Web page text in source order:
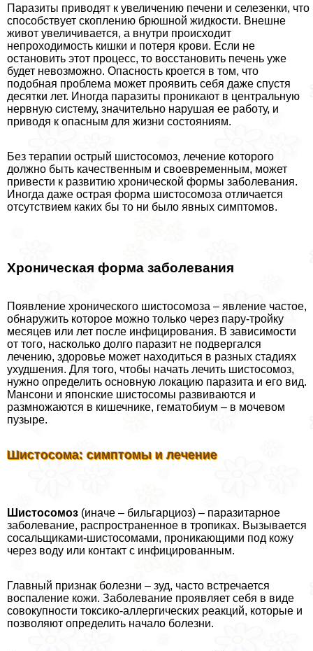
Паразиты приводят к увеличению печени и селезенки, что
способствует скоплению брюшной жидкости. Внешне
живот увеличивается, а внутри происходит
непроходимость кишки и потеря крови. Если не
остановить этот процесс, то восстановить печень уже
будет невозможно. Опасность кроется в том, что
подобная проблема может проявить себя даже спустя
десятки лет. Иногда паразиты проникают в центральную
нервную систему, значительно нарушая ее работу, и
приводя к опасным для жизни состояниям.
Без терапии острый шистосомоз, лечение которого
должно быть качественным и своевременным, может
привести к развитию хронической формы заболевания.
Иногда даже острая форма шистосомоза отличается
отсутствием каких бы то ни было явных симптомов.
Хроническая форма заболевания
Появление хронического шистосомоза – явление частое,
обнаружить которое можно только через пару-тройку
месяцев или лет после инфицирования. В зависимости
от того, насколько долго паразит не подвергался
лечению, здоровье может находиться в разных стадиях
ухудшения. Для того, чтобы начать лечить шистосомоз,
нужно определить основную локацию паразита и его вид.
Мансони и японские шистосомы развиваются и
размножаются в кишечнике, гематобиум – в мочевом
пузыре.
Шистосома: симптомы и лечение
Шистосомоз (иначе – бильгарциоз) – паразитарное
заболевание, распространенное в тропиках. Вызывается
сосальщиками-шистосомами, проникающими под кожу
через воду или контакт с инфицированным.
Главный признак болезни – зуд, часто встречается
воспаление кожи. Заболевание проявляет себя в виде
совокупности токсико-аллергических реакций, которые и
позволяют определить начало болезни.